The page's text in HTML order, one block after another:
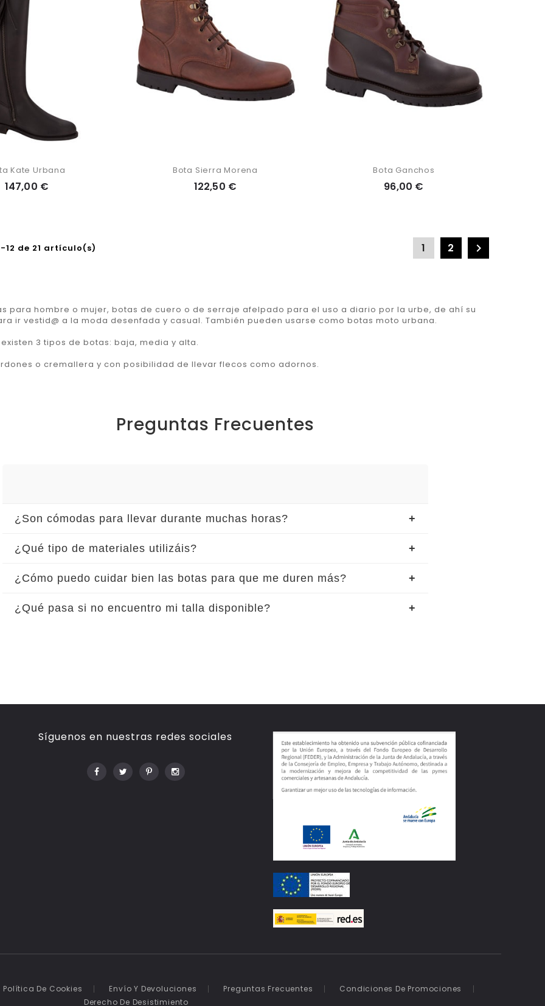
Kate Urbana
147,00 €
Bota Sierra Morena
122,50 €
Bota Ganchos
96,00 €
12 de 21 artículo(s) 1 2 
para hombre o mujer, botas de cuero o de serraje afelpado para el uso a diario por la urbe, de ahí su
ir vestid@ a la moda desenfada y casual. También pueden usarse como botas moto urbana.
3 tipos de botas: baja, media y alta.
o cremallera y con posibilidad de llevar flecos como adornos.
Preguntas Frecuentes
¿Son cómodas para llevar durante muchas horas?
¿Qué tipo de materiales utilizáis?
¿Cómo puedo cuidar bien las botas para que me duren más?
¿Qué pasa si no encuentro mi talla disponible?
Síguenos en nuestras redes sociales
Política De Cookies Envío Y Devoluciones Preguntas Frecuentes
Condiciones De Promociones
Derecho De Desistimiento